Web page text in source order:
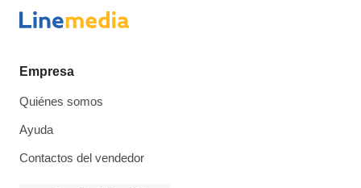
Empresa
Quiénes somos
Ayuda
Contactos del vendedor